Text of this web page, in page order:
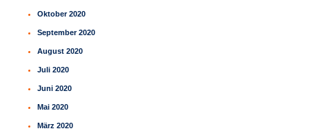
Oktober 2020
September 2020
August 2020
Juli 2020
Juni 2020
Mai 2020
März 2020